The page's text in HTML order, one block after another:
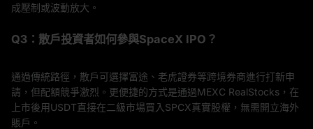
成壓制或波動放大。
Q3：散戶投資者如何參與SpaceX IPO？
通過傳統路徑，散戶可選擇富途、老虎證券等跨境券商進行打新申
請，但配額競爭激烈。更便捷的方式是通過MEXC RealStocks，在
上市後用USDT直接在二級市場買入SPCX真實股權，無需開立海外
賬戶。